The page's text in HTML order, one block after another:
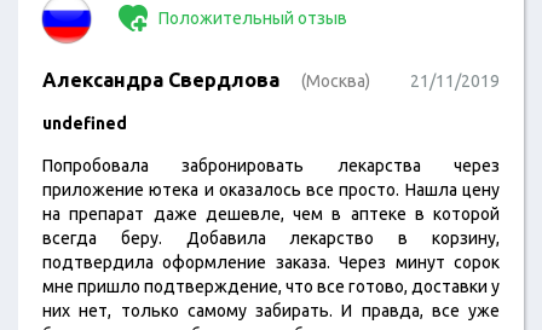
Положительный отзыв
Александра Свердлова (Москва) 21/11/2019
undefined
Попробовала забронировать лекарства через
приложение ютека и оказалось все просто. Нашла цену
на препарат даже дешевле, чем в аптеке в которой
всегда беру. Добавила лекарство в корзину,
подтвердила оформление заказа. Через минут сорок
мне пришло подтверждение, что все готово, доставки у
них нет, только самому забирать. И правда, все уже